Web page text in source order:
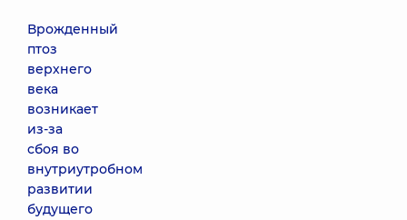
Врожденный
птоз
верхнего
века
возникает
из-за
сбоя во
внутриутробном
развитии
будущего